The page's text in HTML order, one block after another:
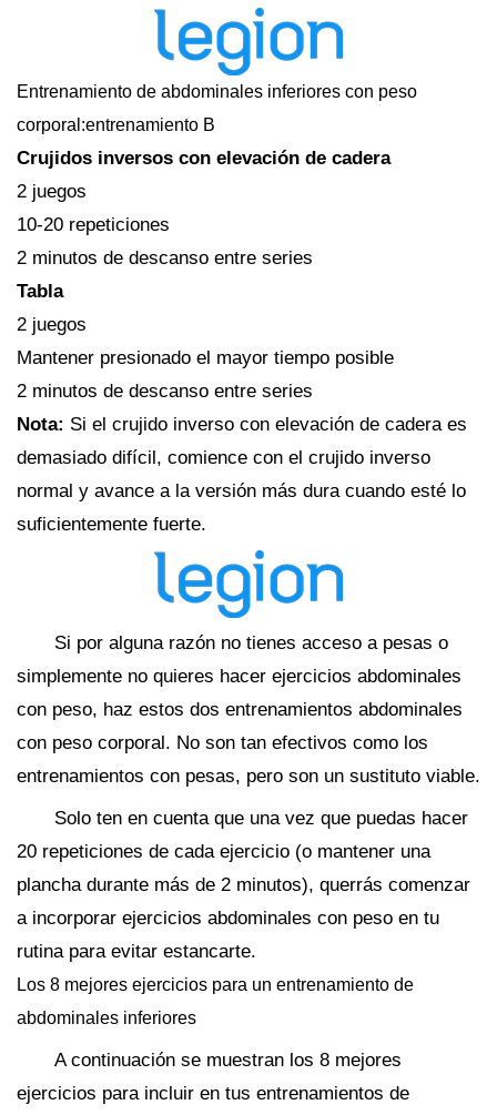
Entrenamiento de abdominales inferiores con peso
corporal:entrenamiento B
Crujidos inversos con elevación de cadera
2 juegos
10-20 repeticiones
2 minutos de descanso entre series
Tabla
2 juegos
Mantener presionado el mayor tiempo posible
2 minutos de descanso entre series
Nota: Si el crujido inverso con elevación de cadera es
demasiado difícil, comience con el crujido inverso
normal y avance a la versión más dura cuando esté lo
suficientemente fuerte.
Si por alguna razón no tienes acceso a pesas o
simplemente no quieres hacer ejercicios abdominales
con peso, haz estos dos entrenamientos abdominales
con peso corporal. No son tan efectivos como los
entrenamientos con pesas, pero son un sustituto viable.
Solo ten en cuenta que una vez que puedas hacer
20 repeticiones de cada ejercicio (o mantener una
plancha durante más de 2 minutos), querrás comenzar
a incorporar ejercicios abdominales con peso en tu
rutina para evitar estancarte.
Los 8 mejores ejercicios para un entrenamiento de
abdominales inferiores
A continuación se muestran los 8 mejores
ejercicios para incluir en tus entrenamientos de